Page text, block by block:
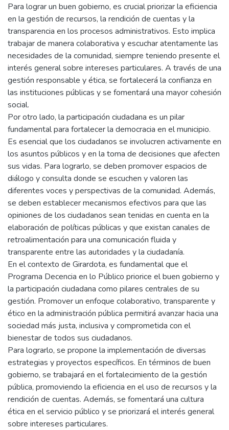
Para lograr un buen gobierno, es crucial priorizar la eficiencia
en la gestión de recursos, la rendición de cuentas y la
transparencia en los procesos administrativos. Esto implica
trabajar de manera colaborativa y escuchar atentamente las
necesidades de la comunidad, siempre teniendo presente el
interés general sobre intereses particulares. A través de una
gestión responsable y ética, se fortalecerá la confianza en
las instituciones públicas y se fomentará una mayor cohesión
social.
Por otro lado, la participación ciudadana es un pilar
fundamental para fortalecer la democracia en el municipio.
Es esencial que los ciudadanos se involucren activamente en
los asuntos públicos y en la toma de decisiones que afecten
sus vidas. Para lograrlo, se deben promover espacios de
diálogo y consulta donde se escuchen y valoren las
diferentes voces y perspectivas de la comunidad. Además,
se deben establecer mecanismos efectivos para que las
opiniones de los ciudadanos sean tenidas en cuenta en la
elaboración de políticas públicas y que existan canales de
retroalimentación para una comunicación fluida y
transparente entre las autoridades y la ciudadanía.
En el contexto de Girardota, es fundamental que el
Programa Decencia en lo Público priorice el buen gobierno y
la participación ciudadana como pilares centrales de su
gestión. Promover un enfoque colaborativo, transparente y
ético en la administración pública permitirá avanzar hacia una
sociedad más justa, inclusiva y comprometida con el
bienestar de todos sus ciudadanos.
Para lograrlo, se propone la implementación de diversas
estrategias y proyectos específicos. En términos de buen
gobierno, se trabajará en el fortalecimiento de la gestión
pública, promoviendo la eficiencia en el uso de recursos y la
rendición de cuentas. Además, se fomentará una cultura
ética en el servicio público y se priorizará el interés general
sobre intereses particulares.